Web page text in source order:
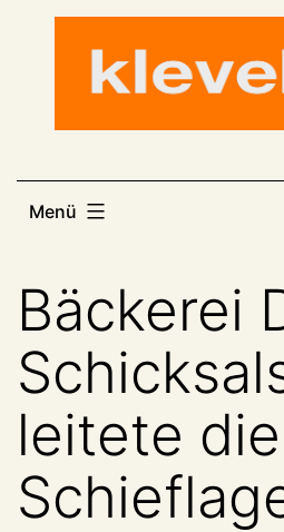
Menü
Bäckerei
leitete die